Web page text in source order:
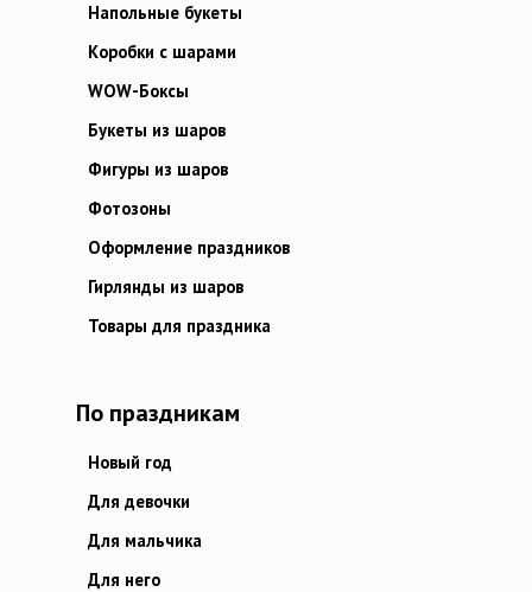
Напольные букеты
Коробки с шарами
WOW-Боксы
Букеты из шаров
Фигуры из шаров
Фотозоны
Оформление праздников
Гирлянды из шаров
Товары для праздника
По праздникам
Новый год
Для девочки
Для мальчика
Для него